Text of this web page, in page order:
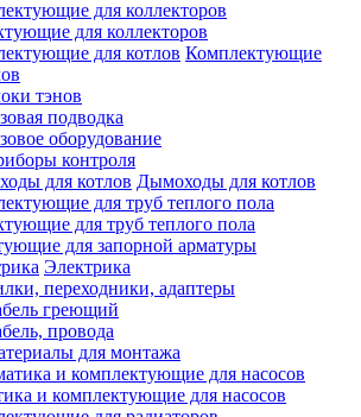
для коллекторов
Комплектующие
тэнов
подводка
оборудование
контроля
Дымоходы для котлов
для труб теплого пола
для запорной арматуры
Электрика
переходники, адаптеры
греющий
провода
для монтажа
и комплектующие для насосов